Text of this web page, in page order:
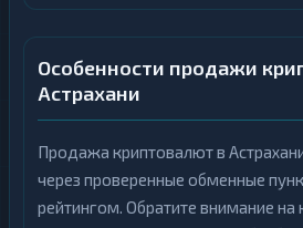
Особенности продажи
Астрахани
Продажа криптовалют в
через проверенные обменные
рейтингом. Обратите внимание на